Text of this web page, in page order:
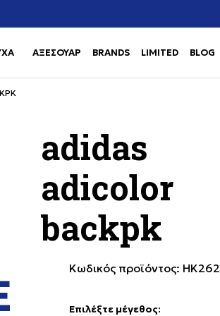
Use shift+Enter to open or close
Use shift+Enter to open or close
ΑΞΕΣΟΥΑΡ BRANDS LIMITED BLOG
adidas
adicolor
backpk
Κωδικός προϊόντος:
Επιλέξτε μέγεθος: